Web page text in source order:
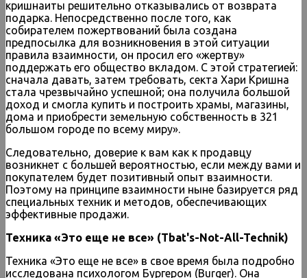
кришнаиты решительно отказывались от возврата
подарка. Непосредственно после того, как
собирателем пожертвований была создана
предпосылка для возникновения в этой ситуации
правила взаимности, он просил его «жертву»
поддержать его общество вкладом. С этой стратегией:
сначала давать, затем требовать, секта Хари Кришна
стала чрезвычайно успешной; она получила большой
доход и смогла купить и построить храмы, магазины,
дома и приобрести земельную собственность в 321
большом городе по всему миру».
Следовательно, доверие к вам как к продавцу
возникнет с большей вероятностью, если между вами и
покупателем будет позитивный опыт взаимности.
Поэтому на принципе взаимности ныне базируется ряд
специальных техник и методов, обеспечивающих
эффективные продажи.
Техника «Это еще не все» (Tbat's-Not-All-Technik)
Техника «Это еще не все» в свое время была подробно
исследована психологом Бургером (Burger). Она